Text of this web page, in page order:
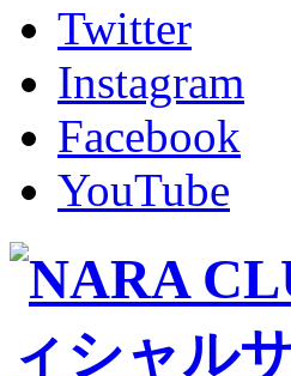
グッズ
ファンコミュニティ
ホームタウン
コラム
その他
TEAM
2026/27トップチーム
2026/27トップチーム
バモス
チアダンススクール
ボランティアチーム
ビクトリーロード
HOMEGAME
Twitter
Instagram
Facebook
YouTube